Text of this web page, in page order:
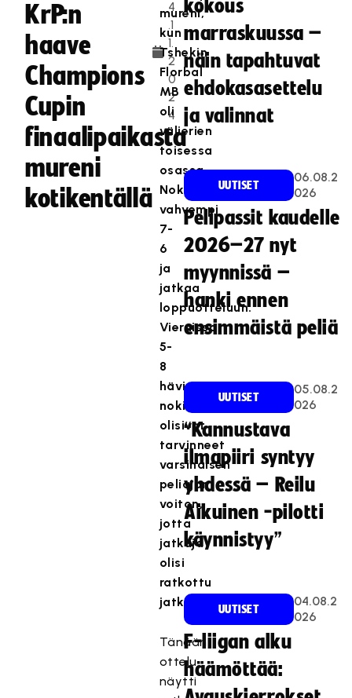
KrP:n
haave
Champions
Cupin
finaalipaikasta
mureni
kotikentällä
4
.1
1.
2
0
2
4
mureni,
kun
Tshekin
Florbal
MB
oli
välierien
toisessa
osassa
Nokialla
vahvempi
7-
6
ja
jatkaa
loppuotteluun.
Vieraissa
5-
8
hävinneet
nokialaiset
olisivat
tarvinneet
varsinaisen
peliajan
voiton,
jotta
jatkaja
olisi
ratkottu
jatkoajalla.
Tänään
ottelu
näytti
kokous
marraskuussa –
näin tapahtuvat
ehdokasasettelu
ja valinnat
UUTISET
06.08.2
026
Pelipassit kaudelle
2026–27 nyt
myynnissä –
hanki ennen
ensimmäistä peliä
UUTISET
05.08.2
026
“Kannustava
ilmapiiri syntyy
yhdessä – Reilu
Aikuinen -pilotti
käynnistyy”
UUTISET
04.08.2
026
F-liigan alku
häämöttää: